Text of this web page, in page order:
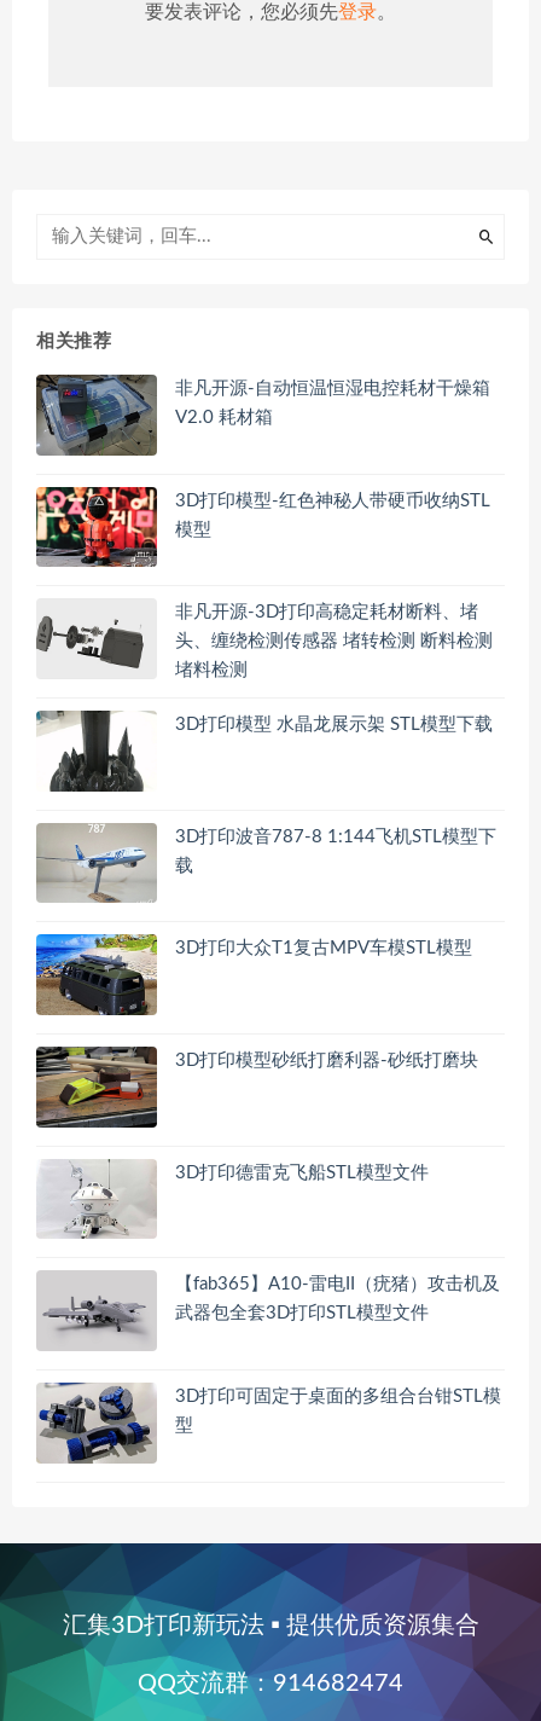
要发表评论，您必须先登录。
相关推荐
非凡开源-自动恒温恒湿电控耗材干燥箱
V2.0 耗材箱
3D打印模型-红色神秘人带硬币收纳STL
模型
非凡开源-3D打印高稳定耗材断料、堵
头、缠绕检测传感器 堵转检测 断料检测
堵料检测
3D打印模型 水晶龙展示架 STL模型下载
3D打印波音787-8 1:144飞机STL模型下
载
3D打印大众T1复古MPV车模STL模型
3D打印模型砂纸打磨利器-砂纸打磨块
3D打印德雷克飞船STL模型文件
【fab365】A10-雷电II（疣猪）攻击机及
武器包全套3D打印STL模型文件
3D打印可固定于桌面的多组合台钳STL模
型
汇集3D打印新玩法 ▪ 提供优质资源集合
QQ交流群：914682474